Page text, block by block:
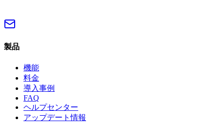
製品
機能
料金
導入事例
FAQ
ヘルプセンター
アップデート情報